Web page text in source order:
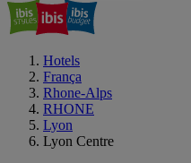
Hotels
França
Rhone-Alps
RHONE
Lyon
Lyon Centre